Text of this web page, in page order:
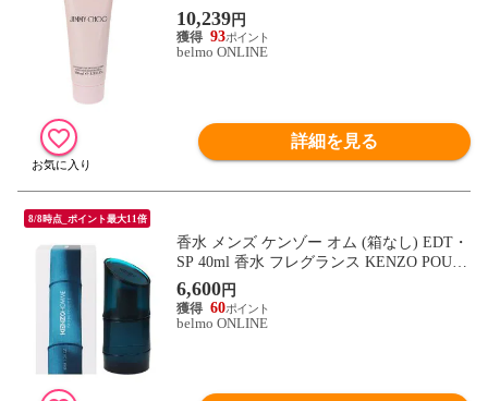
OTION 新品 未使用
10,239円
93
belmo ONLINE
詳細を見る
8/8時点_ポイント最大11倍
香水 メンズ ケンゾー オム (箱なし) EDT・
SP 40ml 香水 フレグランス KENZO POUR
HOMME 新品 未使用
6,600円
60
belmo ONLINE